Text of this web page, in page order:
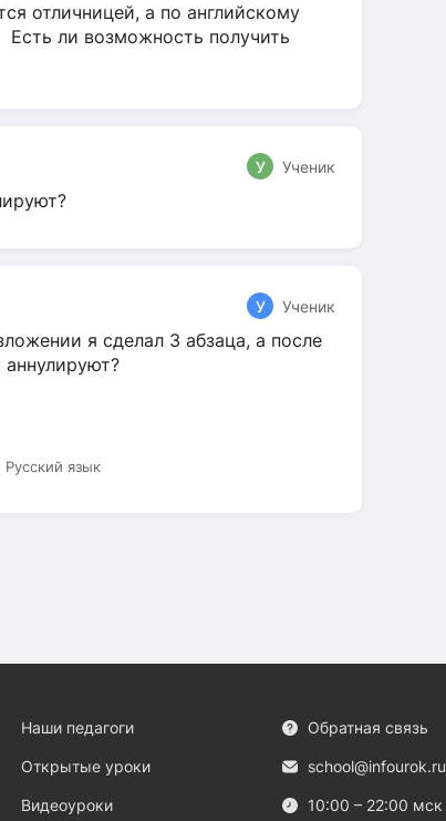
отличницей, а по английскому
ли возможность получить
У Ученик
У Ученик
я сделал 3 абзаца, а после
Русский язык
Наши педагоги
Открытые уроки
Видеоуроки
Обратная связь
school@infourok.ru
10:00 – 22:00 мск